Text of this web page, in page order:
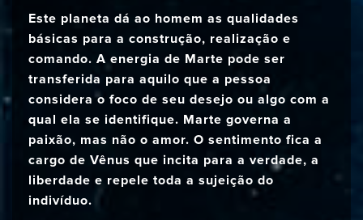
Este planeta dá ao homem as qualidades
básicas para a construção, realização e
comando. A energia de Marte pode ser
transferida para aquilo que a pessoa
considera o foco de seu desejo ou algo com a
qual ela se identifique. Marte governa a
paixão, mas não o amor. O sentimento fica a
cargo de Vênus que incita para a verdade, a
liberdade e repele toda a sujeição do
indivíduo.